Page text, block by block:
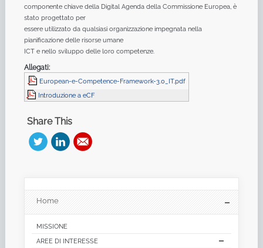
componente chiave della Digital Agenda della Commissione Europea, è
stato progettato per
essere utilizzato da qualsiasi organizzazione impegnata nella
pianificazione delle risorse umane
ICT e nello sviluppo delle loro competenze.
Allegati:
European-e-Competence-Framework-3.0_IT.pdf
Introduzione a eCF
Share This
Home
MISSIONE
AREE DI INTERESSE